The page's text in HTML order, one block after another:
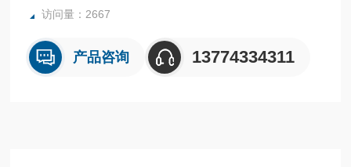
访问量：2667
产品咨询 13774334311